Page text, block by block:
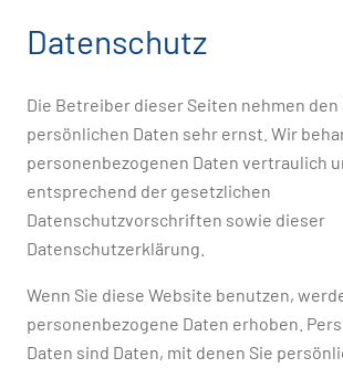
Datenschutz
Die Betreiber dieser Seiten nehmen den
persönlichen Daten sehr ernst. Wir
personenbezogenen Daten vertraulich
entsprechend der gesetzlichen
Datenschutzvorschriften sowie dieser
Datenschutzerklärung.
Wenn Sie diese Website benutzen,
personenbezogene Daten erhoben.
Daten sind Daten, mit denen Sie